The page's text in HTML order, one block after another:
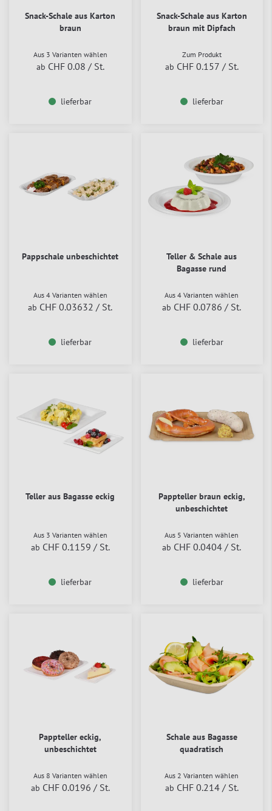
Snack-Schale aus Karton
braun
Aus 3 Varianten wählen
ab CHF 0.08 / St.
lieferbar
Snack-Schale aus Karton
braun mit Dipfach
Zum Produkt
ab CHF 0.157 / St.
lieferbar
Pappschale unbeschichtet
Aus 4 Varianten wählen
ab CHF 0.03632 / St.
lieferbar
Teller & Schale aus
Bagasse rund
Aus 4 Varianten wählen
ab CHF 0.0786 / St.
lieferbar
Teller aus Bagasse eckig
Aus 3 Varianten wählen
ab CHF 0.1159 / St.
lieferbar
Pappteller braun eckig,
unbeschichtet
Aus 5 Varianten wählen
ab CHF 0.0404 / St.
lieferbar
Pappteller eckig,
unbeschichtet
Aus 8 Varianten wählen
ab CHF 0.0196 / St.
Schale aus Bagasse
quadratisch
Aus 2 Varianten wählen
ab CHF 0.214 / St.